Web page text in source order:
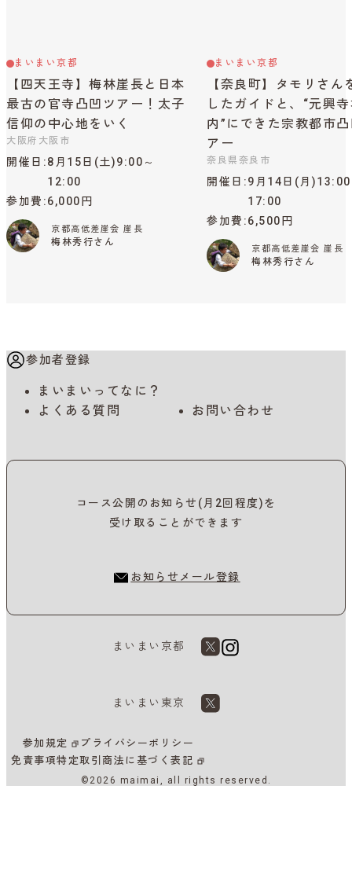
まいまい京都
【四天王寺】梅林崖長と日本
最古の官寺凸凹ツアー！太子
信仰の中心地をいく
大阪府大阪市
開催日
8月15日(土)9:00～
12:00
参加費 6,000円
京都高低差崖会 崖長
梅林秀行さん
まいまい京都
【奈良町】タモリさん
したガイドと、“元興
内”にできた宗教都市
アー
奈良県奈良市
開催日
9月14日(月
17:00
参加費 6,500円
京都高低差崖会 崖長
梅林秀行さん
参加者登録
まいまいってなに？
よくある質問
お問い合わせ
コース公開のお知らせ(月2回程度)を
受け取ることができます
お知らせメール登録
まいまい京都
まいまい東京
参加規定
プライバシーポリシー
免責事項特定取引商法に基づく表記
©2026 maimai, all rights reserved.